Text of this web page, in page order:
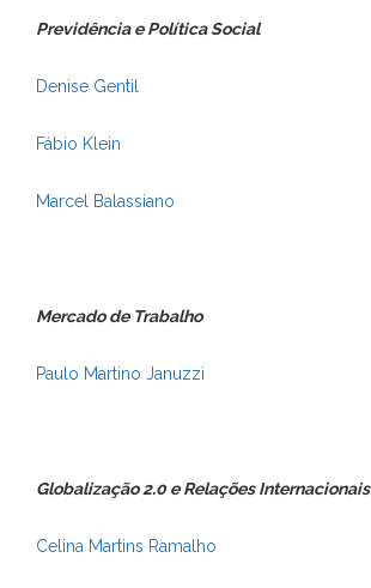
Previdência e Política Social
Denise Gentil
Fábio Klein
Marcel Balassiano
Mercado de Trabalho
Paulo Martino Januzzi
Globalização 2.0 e Relações Internacionais
Celina Martins Ramalho